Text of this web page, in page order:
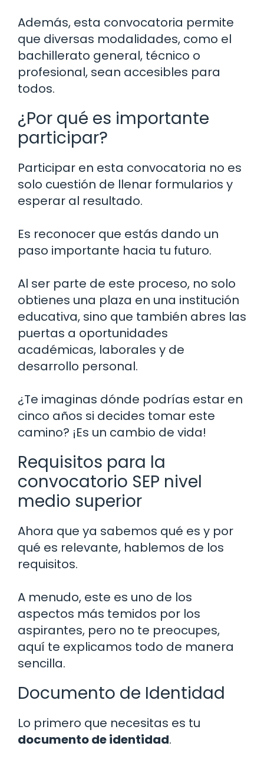
Además, esta convocatoria permite
que diversas modalidades, como el
bachillerato general, técnico o
profesional, sean accesibles para
todos.
¿Por qué es importante
participar?
Participar en esta convocatoria no es
solo cuestión de llenar formularios y
esperar al resultado.
Es reconocer que estás dando un
paso importante hacia tu futuro.
Al ser parte de este proceso, no solo
obtienes una plaza en una institución
educativa, sino que también abres las
puertas a oportunidades
académicas, laborales y de
desarrollo personal.
¿Te imaginas dónde podrías estar en
cinco años si decides tomar este
camino? ¡Es un cambio de vida!
Requisitos para la
convocatorio SEP nivel
medio superior
Ahora que ya sabemos qué es y por
qué es relevante, hablemos de los
requisitos.
A menudo, este es uno de los
aspectos más temidos por los
aspirantes, pero no te preocupes,
aquí te explicamos todo de manera
sencilla.
Documento de Identidad
Lo primero que necesitas es tu
documento de identidad.